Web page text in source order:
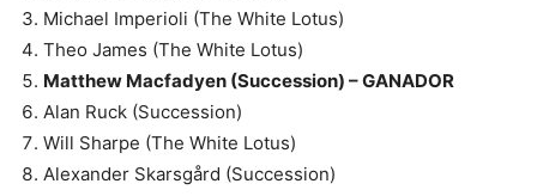
Michael Imperioli (The White Lotus)
Theo James (The White Lotus)
Matthew Macfadyen (Succession) – GANADOR
Alan Ruck (Succession)
Will Sharpe (The White Lotus)
Alexander Skarsgård (Succession)